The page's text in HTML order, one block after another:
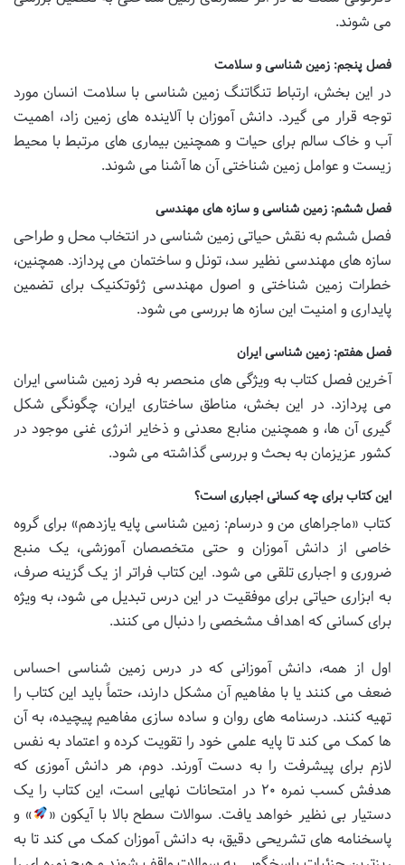
می شوند.
فصل پنجم: زمین شناسی و سلامت
در این بخش، ارتباط تنگاتنگ زمین شناسی با سلامت انسان مورد
توجه قرار می گیرد. دانش آموزان با آلاینده های زمین زاد، اهمیت
آب و خاک سالم برای حیات و همچنین بیماری های مرتبط با محیط
زیست و عوامل زمین شناختی آن ها آشنا می شوند.
فصل ششم: زمین شناسی و سازه های مهندسی
فصل ششم به نقش حیاتی زمین شناسی در انتخاب محل و طراحی
سازه های مهندسی نظیر سد، تونل و ساختمان می پردازد. همچنین،
خطرات زمین شناختی و اصول مهندسی ژئوتکنیک برای تضمین
پایداری و امنیت این سازه ها بررسی می شود.
فصل هفتم: زمین شناسی ایران
آخرین فصل کتاب به ویژگی های منحصر به فرد زمین شناسی ایران
می پردازد. در این بخش، مناطق ساختاری ایران، چگونگی شکل
گیری آن ها، و همچنین منابع معدنی و ذخایر انرژی غنی موجود در
کشور عزیزمان به بحث و بررسی گذاشته می شود.
این کتاب برای چه کسانی اجباری است؟
کتاب «ماجراهای من و درسام: زمین شناسی پایه یازدهم» برای گروه
خاصی از دانش آموزان و حتی متخصصان آموزشی، یک منبع
ضروری و اجباری تلقی می شود. این کتاب فراتر از یک گزینه صرف،
به ابزاری حیاتی برای موفقیت در این درس تبدیل می شود، به ویژه
برای کسانی که اهداف مشخصی را دنبال می کنند.
اول از همه، دانش آموزانی که در درس زمین شناسی احساس
ضعف می کنند یا با مفاهیم آن مشکل دارند، حتماً باید این کتاب را
تهیه کنند. درسنامه های روان و ساده سازی مفاهیم پیچیده، به آن
ها کمک می کند تا پایه علمی خود را تقویت کرده و اعتماد به نفس
لازم برای پیشرفت را به دست آورند. دوم، هر دانش آموزی که
هدفش کسب نمره ۲۰ در امتحانات نهایی است، این کتاب را یک
دستیار بی نظیر خواهد یافت. سوالات سطح بالا با آیکون «
» و
پاسخنامه های تشریحی دقیق، به دانش آموزان کمک می کند تا به